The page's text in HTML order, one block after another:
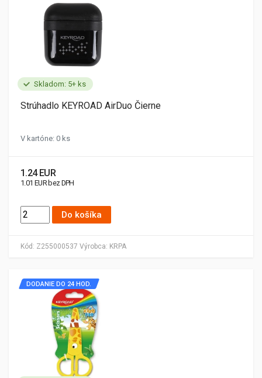
Skladom: 5+ ks
Kód: Z255000537 Výrobca: KRPA
Strúhadlo KEYROAD AirDuo Čierne
V kartóne: 0 ks
1.24 EUR
1.01 EUR bez DPH
Do košíka
DODANIE DO 24 HOD.